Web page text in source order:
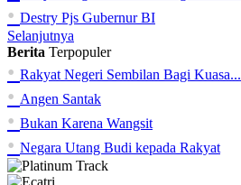
• Destry Pjs Gubernur BI
Selanjutnya
Berita Terpopuler
• Rakyat Negeri Sembilan Bagi Kuasa...
• Angen Santak
• Bukan Karena Wangsit
• Negara Utang Budi kepada Rakyat